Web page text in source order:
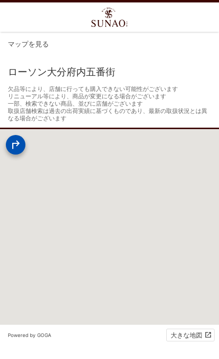
マップを見る
ローソン大分府内五番街
欠品等により、店舗に行っても購入できない可能性がございます
リニューアル等により、商品が変更になる場合がございます
一部、検索できない商品、並びに店舗がございます
取扱店舗検索は過去の出荷実績に基づくものであり、最新の取扱状況とは異
なる場合がございます
Powered by GOGA 大きな地図